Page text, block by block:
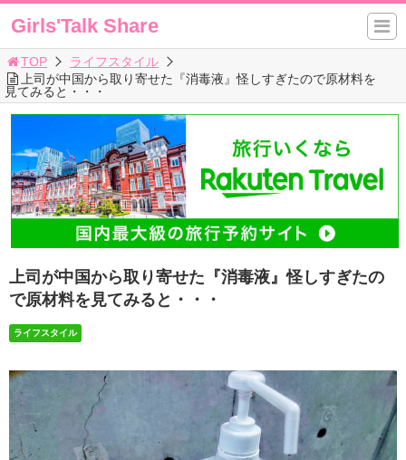
Girls'Talk Share
TOP
ライフスタイル
上司が中国から取り寄せた『消毒液』怪しすぎたので原材料を
見てみると・・・
上司が中国から取り寄せた『消毒液』怪しすぎたの
で原材料を見てみると・・・
ライフスタイル